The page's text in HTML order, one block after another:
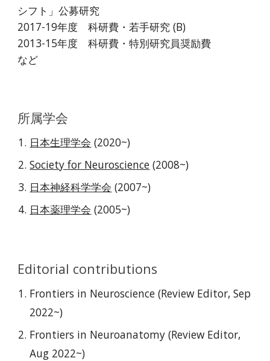
シフト」公募研究
2017-19年度 科研費・若手研究 (B)
2013-15年度 科研費・特別研究員奨励費
など
所属学会
日本生理学会 (2020~)
Society for Neuroscience (2008~)
日本神経科学学会 (2007~)
日本薬理学会 (2005~)
Editorial contributions
Frontiers in Neuroscience (Review Editor, Sep
2022~)
Frontiers in Neuroanatomy (Review Editor,
Aug 2022~)